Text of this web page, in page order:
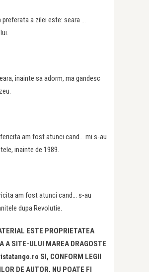
preferata a zilei este: seara …
inainte sa adorm, ma gandesc
am fost atunci cand… mi s-au
inainte de 1989.
am fost atunci cand… s-au
dupa Revolutie.
ESTE PROPRIETATEA
A SITE-ULUI MAREA DRAGOSTE
SI, CONFORM LEGII
DE AUTOR, NU POATE FI